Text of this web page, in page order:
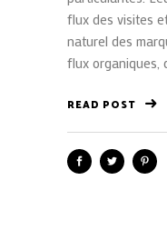
flux des visites
naturel des
flux organiques,
READ POST